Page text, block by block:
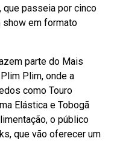
que passeia por cinco
em formato
parte do Mais
Plim, onde a
como Touro
Elástica e Tobogã
o público
que vão oferecer um